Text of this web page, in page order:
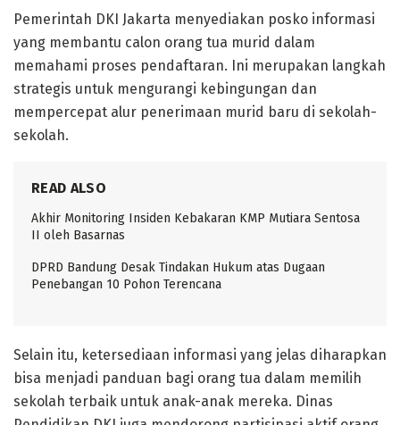
Pemerintah DKI Jakarta menyediakan posko informasi
yang membantu calon orang tua murid dalam
memahami proses pendaftaran. Ini merupakan langkah
strategis untuk mengurangi kebingungan dan
mempercepat alur penerimaan murid baru di sekolah-
sekolah.
READ ALSO
Akhir Monitoring Insiden Kebakaran KMP Mutiara Sentosa
II oleh Basarnas
DPRD Bandung Desak Tindakan Hukum atas Dugaan
Penebangan 10 Pohon Terencana
Selain itu, ketersediaan informasi yang jelas diharapkan
bisa menjadi panduan bagi orang tua dalam memilih
sekolah terbaik untuk anak-anak mereka. Dinas